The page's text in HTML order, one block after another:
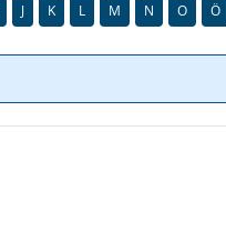
J K L M N O Ö